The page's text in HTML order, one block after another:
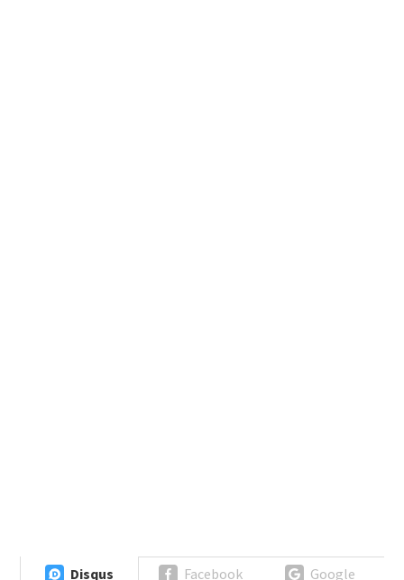
Disqus Facebook Google